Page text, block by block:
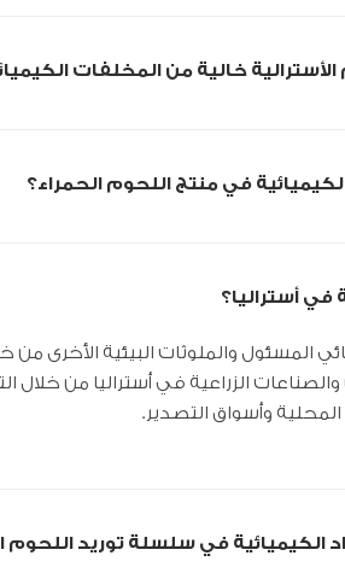
خالية من المخلفات
في منتج اللحوم الحمراء؟
أستراليا؟
المسئول والملوثات البيئية الأخرى من
الزراعية في أستراليا من خلال
وأسواق التصدير.
في سلسلة توريد اللحوم